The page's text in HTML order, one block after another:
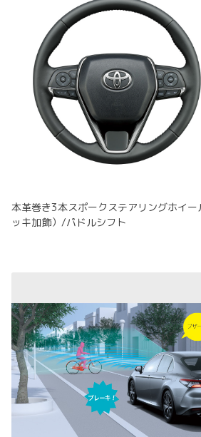
本革巻き3本スポークステアリングホイー
ッキ加飾）/パドルシフト